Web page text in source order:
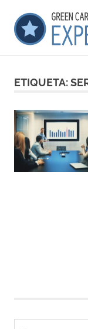
contenido
Experts
ETIQUETA: